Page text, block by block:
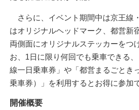
さらに、イベント期間中は京王線
はオリジナルヘッドマーク、都営新
両側面にオリジナルステッカーをつ
お、1日に限り何回でも乗車できる
線一日乗車券」や「都営まるごとき
乗車券）」を利用するとお得に参加
開催概要